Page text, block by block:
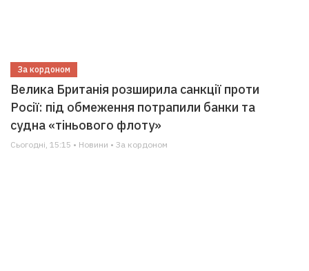
За кордоном
Велика Британія розширила санкції проти
Росії: під обмеження потрапили банки та
судна «тіньового флоту»
Сьогодні, 15:15 • Новини • За кордоном